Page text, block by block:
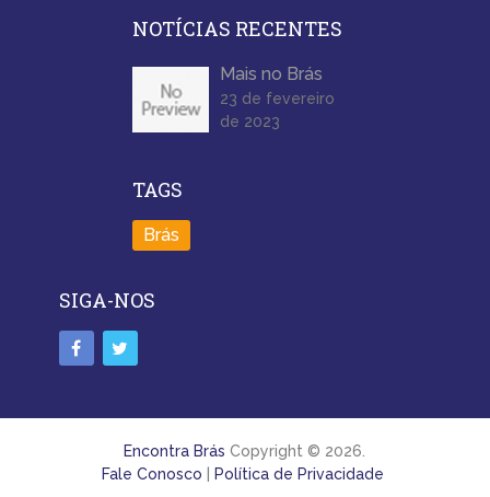
NOTÍCIAS RECENTES
Mais no Brás
23 de fevereiro
de 2023
TAGS
Brás
SIGA-NOS
Encontra Brás Copyright © 2026.
Fale Conosco
Política de Privacidade